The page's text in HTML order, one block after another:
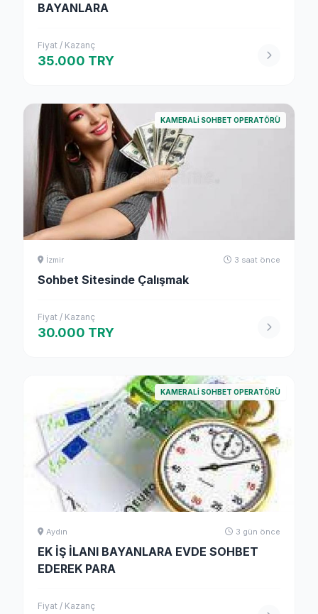
BAYANLARA
Fiyat / Kazanç
35.000 TRY
KAMERALI SOHBET OPERATÖRÜ
İzmir 3 saat önce
Sohbet Sitesinde Çalışmak
Fiyat / Kazanç
30.000 TRY
KAMERALI SOHBET OPERATÖRÜ
Aydın 3 gün önce
EK İŞ İLANI BAYANLARA EVDE SOHBET
EDEREK PARA
Fiyat / Kazanç